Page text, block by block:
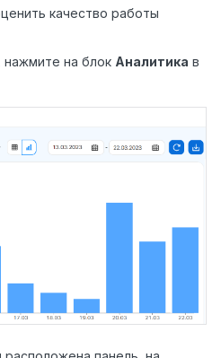
качество работы
на блок Аналитика в